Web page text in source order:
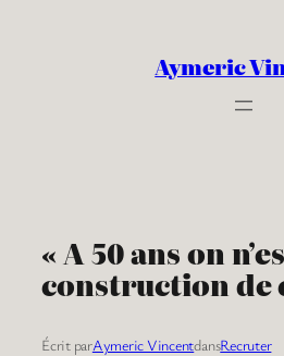
Aymeric
« A 50 ans on
construction de
Écrit parAymeric VincentdansRecruter